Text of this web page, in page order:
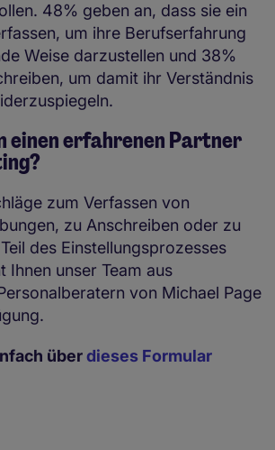
48% geben an, dass sie ein
um ihre Berufserfahrung
Weise darzustellen und 38%
um damit ihr Verständnis
einen erfahrenen Partner
zum Verfassen von
zu Anschreiben oder zu
des Einstellungsprozesses
Ihnen unser Team aus
von Michael Page
überdieses Formular